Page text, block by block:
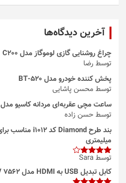
آخرین دیدگاه‌ها
چراغ روشنایی گازی لوموگاز مدل C200
توسط رضا
پخش کننده خودرو مدل 520-BT
توسط محسن پاشایی
ساعت مچی عقربه‌ای مردانه کاسیو مدل GBA-800-1ADR
توسط حسن زاده
میلیمتری
امتیاز4
از 5
توسط Sara
کابل تبدیل USB به HDMI مدل 3in1 HDTV 7562